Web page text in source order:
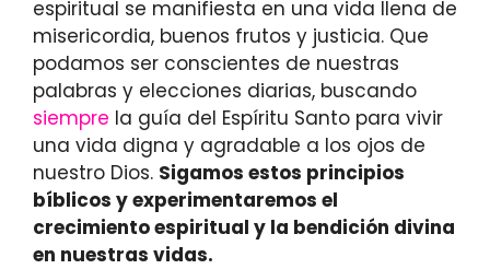
espiritual se manifiesta en una vida llena de
misericordia, buenos frutos y justicia. Que
podamos ser conscientes de nuestras
palabras y elecciones diarias, buscando
siempre la guía del Espíritu Santo para vivir
una vida digna y agradable a los ojos de
nuestro Dios. Sigamos estos principios
bíblicos y experimentaremos el
crecimiento espiritual y la bendición divina
en nuestras vidas.